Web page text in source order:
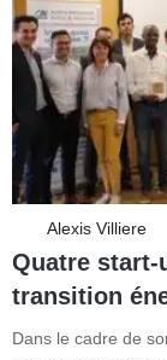
Alexis Villiere
Quatre start-
transition
Dans le cadre de